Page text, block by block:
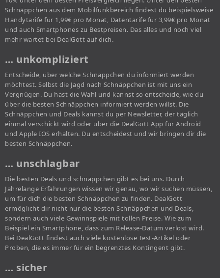
Schnäppchen aus dem Mobilfunkbereich findest du beispielsweise
Handytarife für 1,99€ pro Monat, Datentarife für 3,99€ pro Monat
und auch Smartphones zu Bestpreisen. Das alles und noch viel
mehr wartet bei DealGott auf dich.
… unkompliziert
Entscheide, über welche Schnäppchen du informiert werden
möchtest. Selbst die Jagd nach Schnäppchen ist mit uns ein
Vergnügen. Du hast die Wahl und kannst so entscheide, wie du
über die besten Schnäppchen informiert werden willst. Die
Schnäppchen und Deals kannst du per Newsletter, der täglich
einmal verschickt wird oder über die DealGott App für Android
und Apple IOS erhalten. Du entscheidest und wir bringen dir die
besten Schnäppchen.
… unschlagbar
Die besten Deals und schnäppchen gibt es bei uns. Durch
Jahrelange Erfahrungen wissen wir genau, wo wir suchen müssen,
um für dich die besten Schnäppchen zu finden. DealGott
ermöglicht dir nicht nur die besten Schnäppchen und Deals,
sondern auch viele Gewinnspiele mit tollen Preise. Wie zum
Beispiel ein Smartphone, dass zum Release-Datum verlost wird.
Bei DealGott findest auch viele kostenlose Test-Artikel oder
Proben, die es immer für ein begrenztes Kontingent gibt.
… sicher